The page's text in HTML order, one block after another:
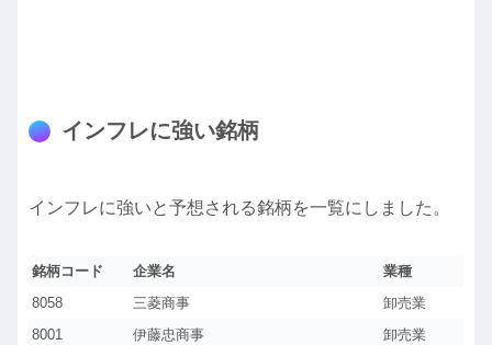
インフレに強い銘柄
インフレに強いと予想される銘柄を一覧にしました。
銘柄コード 企業名
業種
8058
三菱商事
卸売業
8001
伊藤忠商事
卸売業